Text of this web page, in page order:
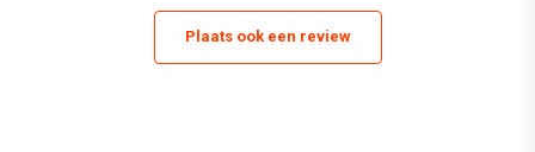
Plaats ook een review